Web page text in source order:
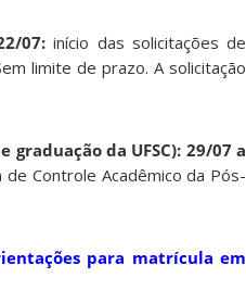
07:início das solicitações de
limite de prazo. A solicitação
da UFSC): 29/07 a
Controle Acadêmico da Pós-
para matrícula em